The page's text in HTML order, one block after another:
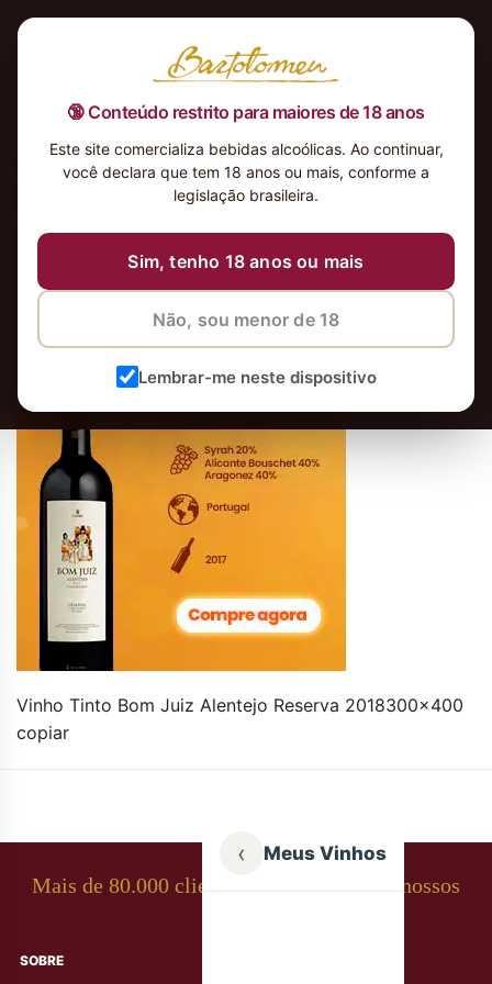
🔞 Conteúdo restrito para maiores de 18 anos
Este site comercializa bebidas alcoólicas. Ao continuar,
você declara que tem 18 anos ou mais, conforme a
legislação brasileira.
Sim, tenho 18 anos ou mais
Não, sou menor de 18
Lembrar-me neste dispositivo
Vinho Tinto Bom Juiz Alentejo
Reserva 2018300×400 copiar
Vinho Tinto Bom Juiz Alentejo Reserva 2018300×400
copiar
‹ Meus Vinhos
Mais de 80.000 clientes apaixonados por nossos
SOBRE